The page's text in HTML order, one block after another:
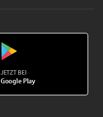
JETZT BEI
Google Play